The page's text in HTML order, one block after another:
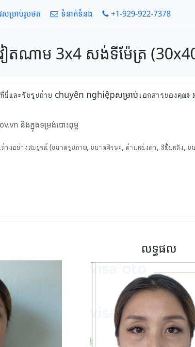
សម្រាប់រូបថត ទំនាក់ទំនង +1-929-922-7378
ណាម 3x4 សង់ទីម៉ែត្រ (30x40
ที่นี่และรับรูปถ่าย chuyên nghiệpសម្រាប់เอกสารของ
និងក្នុងទម្រង់បោះពុម្ព
อย่างสมบูรณ์ (ขนาดรูปภาพ, ขนาดศีรษะ, ตำแหน่งตา, สีพื้นหลัง, ข
លទ្ធផល